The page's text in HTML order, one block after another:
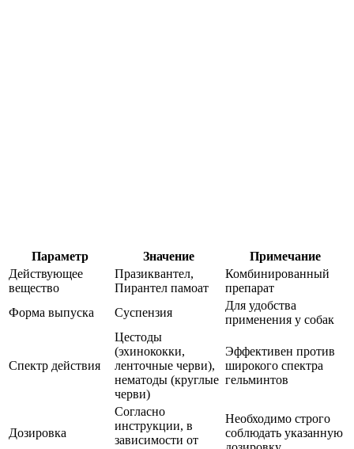
Параметр Значение
Примечание
Действующее
вещество
Празиквантел,
Пирантел памоат
Комбинированный
препарат
Форма выпуска
Суспензия
Для удобства
применения у собак
Спектр действия
Цестоды
(эхинококки,
ленточные черви),
нематоды (круглые
черви)
Эффективен против
широкого спектра
гельминтов
Дозировка
Согласно
инструкции, в
зависимости от
Необходимо строго
соблюдать указанную